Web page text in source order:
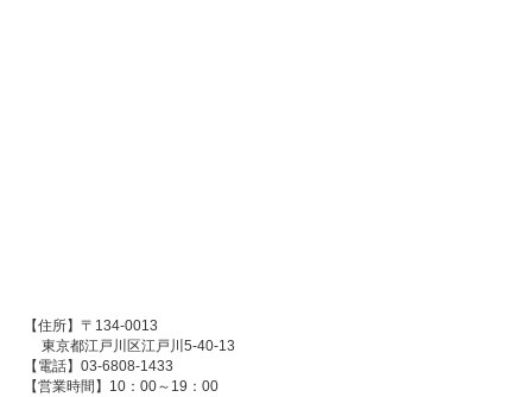
【住所】〒134-0013
東京都江戸川区江戸川5-40-13
【電話】03-6808-1433
【営業時間】10：00～19：00